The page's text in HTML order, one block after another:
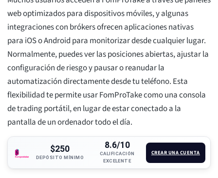
web optimizados para dispositivos móviles, y algunas
integraciones con brókers ofrecen aplicaciones nativas
para iOS o Android para monitorizar desde cualquier lugar.
Normalmente, puedes ver las posiciones abiertas, ajustar la
configuración de riesgo y pausar o reanudar la
automatización directamente desde tu teléfono. Esta
flexibilidad te permite usar FomProTake como una consola
de trading portátil, en lugar de estar conectado a la
pantalla de un ordenador todo el día.
$250
DEPÓSITO MÍNIMO
8.6/10
CALIFICACIÓN
EXCELENTE
CREAR UNA CUENTA